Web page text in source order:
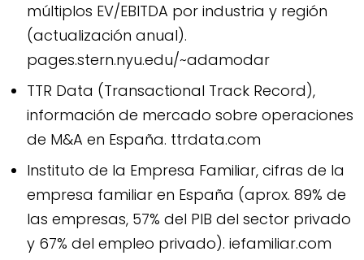
múltiplos EV/EBITDA por industria y región
(actualización anual).
pages.stern.nyu.edu/~adamodar
TTR Data (Transactional Track Record),
información de mercado sobre operaciones
de M&A en España. ttrdata.com
Instituto de la Empresa Familiar, cifras de la
empresa familiar en España (aprox. 89% de
las empresas, 57% del PIB del sector privado
y 67% del empleo privado). iefamiliar.com